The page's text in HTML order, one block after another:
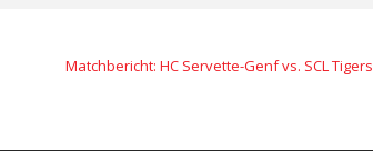
Matchbericht: HC Servette-Genf vs. SCL Tigers